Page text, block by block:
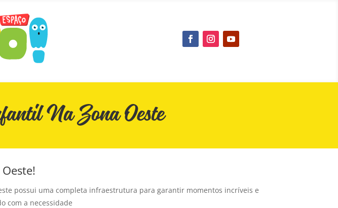
Na Zona Oeste
possui uma completa infraestrutura para garantir momentos incríveis e
com a necessidade